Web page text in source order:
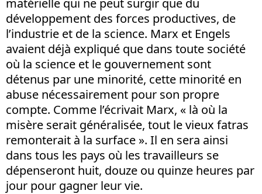
matérielle qui ne peut surgir que du
développement des forces productives, de
l’industrie et de la science. Marx et Engels
avaient déjà expliqué que dans toute société
où la science et le gouvernement sont
détenus par une minorité, cette minorité en
abuse nécessairement pour son propre
compte. Comme l’écrivait Marx, « là où la
misère serait généralisée, tout le vieux fatras
remonterait à la surface ». Il en sera ainsi
dans tous les pays où les travailleurs se
dépenseront huit, douze ou quinze heures par
jour pour gagner leur vie.